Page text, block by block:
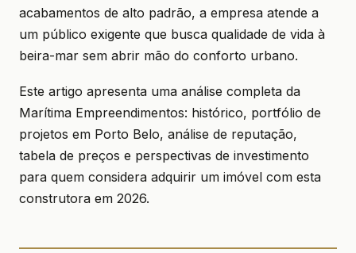
acabamentos de alto padrão, a empresa atende a
um público exigente que busca qualidade de vida à
beira-mar sem abrir mão do conforto urbano.
Este artigo apresenta uma análise completa da
Marítima Empreendimentos: histórico, portfólio de
projetos em Porto Belo, análise de reputação,
tabela de preços e perspectivas de investimento
para quem considera adquirir um imóvel com esta
construtora em 2026.